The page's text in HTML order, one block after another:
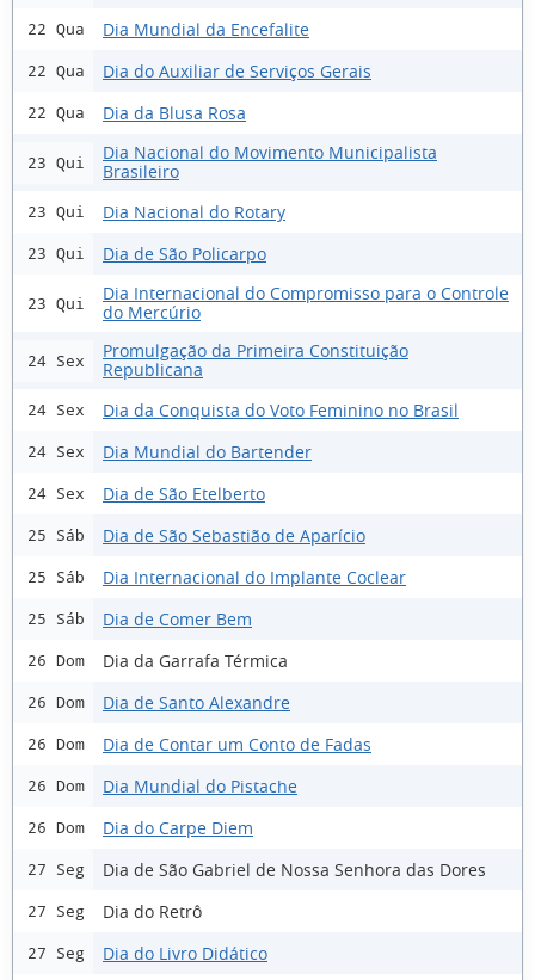
22 Qua Dia Mundial da Encefalite
22 Qua Dia do Auxiliar de Serviços Gerais
22 Qua Dia da Blusa Rosa
23 Qui
Dia Nacional do Movimento Municipalista
Brasileiro
23 Qui Dia Nacional do Rotary
23 Qui Dia de São Policarpo
23 Qui
Dia Internacional do Compromisso para o Controle
do Mercúrio
24 Sex
Promulgação da Primeira Constituição
Republicana
24 Sex Dia da Conquista do Voto Feminino no Brasil
24 Sex Dia Mundial do Bartender
24 Sex Dia de São Etelberto
25 Sáb Dia de São Sebastião de Aparício
25 Sáb Dia Internacional do Implante Coclear
25 Sáb Dia de Comer Bem
26 Dom Dia da Garrafa Térmica
26 Dom Dia de Santo Alexandre
26 Dom Dia de Contar um Conto de Fadas
26 Dom Dia Mundial do Pistache
26 Dom Dia do Carpe Diem
27 Seg Dia de São Gabriel de Nossa Senhora das Dores
27 Seg Dia do Retrô
27 Seg Dia do Livro Didático